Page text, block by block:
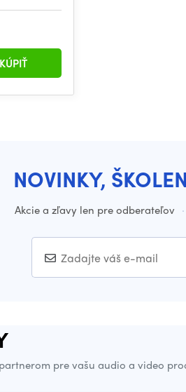
KÚPIŤ
NOVINKY,
Akcie a zľavy len pre odberateľov ·
pre vašu audio a video